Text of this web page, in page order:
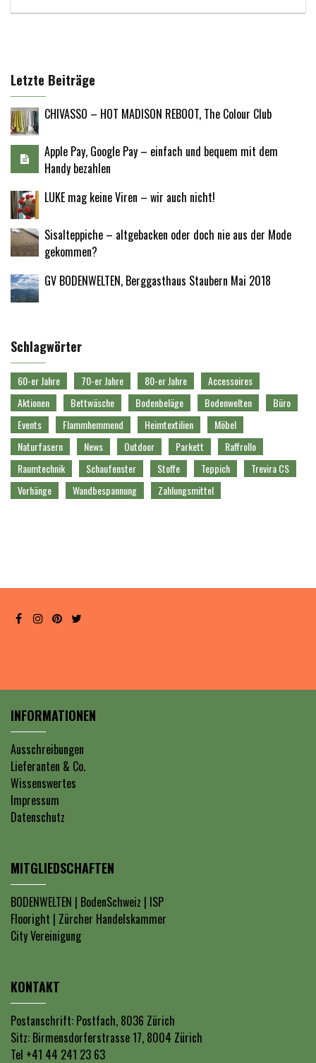
Letzte Beiträge
CHIVASSO – HOT MADISON REBOOT, The Colour Club
Apple Pay, Google Pay – einfach und bequem mit dem
Handy bezahlen
LUKE mag keine Viren – wir auch nicht!
Sisalteppiche – altgebacken oder doch nie aus der Mode
gekommen?
GV BODENWELTEN, Berggasthaus Staubern Mai 2018
Schlagwörter
60-er Jahre 70-er Jahre 80-er Jahre
Accessoires
Aktionen
Bettwäsche Bodenbeläge Bodenwelten
Büro
Events
Flammhemmend Heimtextilien
Möbel
Naturfasern
News Outdoor Parkett
Raffrollo
Raumtechnik
Schaufenster Stoffe Teppich
Trevira CS
Vorhänge
Wandbespannung Zahlungsmittel
INFORMATIONEN
Ausschreibungen
Lieferanten & Co.
Wissenswertes
Impressum
Datenschutz
MITGLIEDSCHAFTEN
BODENWELTEN | BodenSchweiz | ISP
Flooright | Zürcher Handelskammer
City Vereinigung
KONTAKT
Postanschrift: Postfach, 8036 Zürich
Sitz: Birmensdorferstrasse 17, 8004 Zürich
Tel +41 44 241 23 63